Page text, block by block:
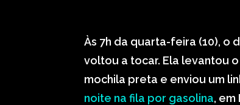
Às 7h da quarta-feira (10), o
voltou a tocar. Ela levantou
mochila preta e enviou um
noite na fila por gasolina, em